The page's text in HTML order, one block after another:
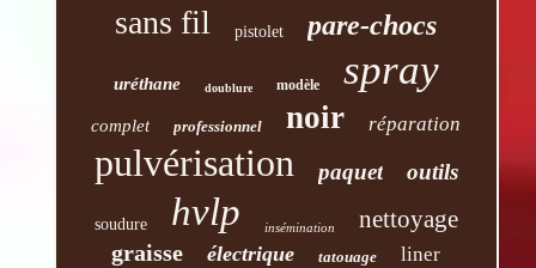
sans fil pistolet pare-chocs
uréthane doublure modèle spray
complet professionnel noir réparation
pulvérisation paquet outils
soudure hvlp insémination nettoyage
graisse électrique tatouage liner